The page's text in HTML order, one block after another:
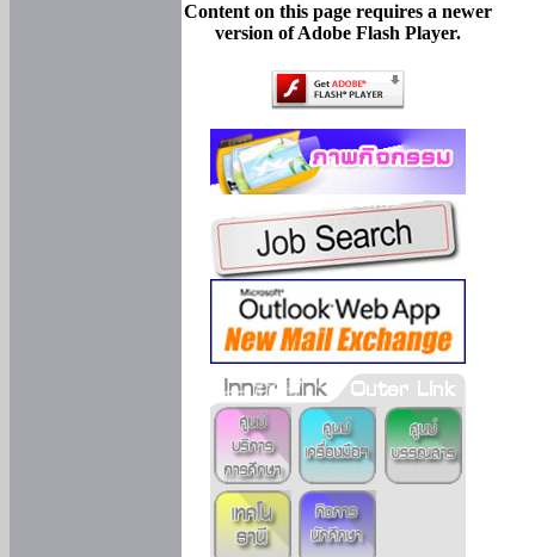
Content on this page requires a newer
version of Adobe Flash Player.